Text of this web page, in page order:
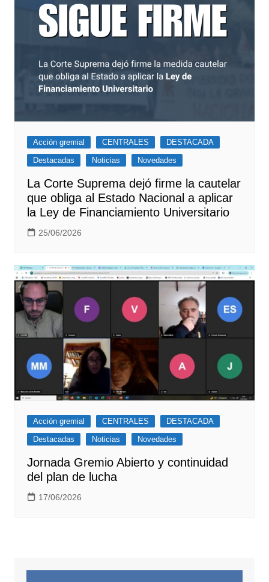
Acción gremial CENTRALES
DESTACADA
Destacadas
Noticias Novedades
La Corte Suprema dejó firme la cautelar
que obliga al Estado Nacional a aplicar
la Ley de Financiamiento Universitario
25/06/2026
Acción gremial CENTRALES
DESTACADA
Destacadas
Noticias Novedades
Jornada Gremio Abierto y continuidad
del plan de lucha
17/06/2026